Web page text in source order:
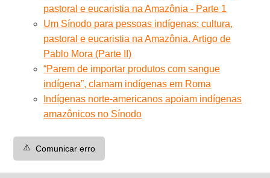
pastoral e eucaristia na Amazônia - Parte 1
Um Sínodo para pessoas indígenas: cultura,
pastoral e eucaristia na Amazônia. Artigo de
Pablo Mora (Parte II)
“Parem de importar produtos com sangue
indígena”, clamam indígenas em Roma
Indígenas norte-americanos apoiam indígenas
amazônicos no Sínodo
⚠️ Comunicar erro